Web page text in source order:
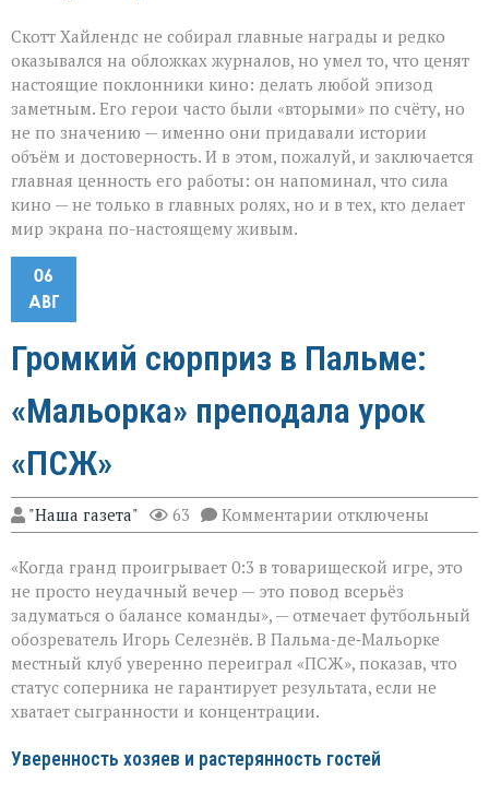
Скотт Хайлендс не собирал главные награды и редко
оказывался на обложках журналов, но умел то, что ценят
настоящие поклонники кино: делать любой эпизод
заметным. Его герои часто были «вторыми» по счёту, но
не по значению — именно они придавали истории
объём и достоверность. И в этом, пожалуй, и заключается
главная ценность его работы: он напоминал, что сила
кино — не только в главных ролях, но и в тех, кто делает
мир экрана по-настоящему живым.
06
АВГ
Громкий сюрприз в Пальме:
«Мальорка» преподала урок
«ПСЖ»
"Наша газета" 63 Комментарии к
записи
сюрприз
в
Пальме:
«Мальорка»
преподала
урок
«ПСЖ»
отключены
«Когда гранд проигрывает 0:3 в товарищеской игре, это
не просто неудачный вечер — это повод всерьёз
задуматься о балансе команды», — отмечает футбольный
обозреватель Игорь Селезнёв. В Пальма‑де‑Мальорке
местный клуб уверенно переиграл «ПСЖ», показав, что
статус соперника не гарантирует результата, если не
хватает сыгранности и концентрации.
Уверенность хозяев и растерянность гостей